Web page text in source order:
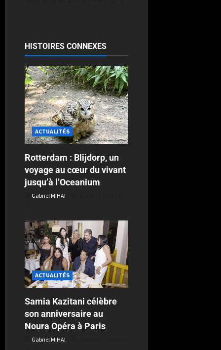
HISTOIRES CONNEXES
ACTUALITÉS
Rotterdam : Blijdorp, un
voyage au cœur du vivant
jusqu’à l’Oceanium
Gabriel MIHAI
ACTUALITÉS
Samia Kazitani célèbre
son anniversaire au
Noura Opéra à Paris
Gabriel MIHAI